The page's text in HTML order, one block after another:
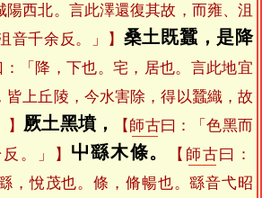
陽西北。言此澤還復其故，而雍、沮
音千余反。」】 桑土既蠶，是降
：「降，下也。宅，居也。言此地宜
皆上丘陵，今水害除，得以蠶織，故
厥土黑墳， 【 師古曰：「色黑而
。」】 屮繇木條。 【 師古曰：
，悅茂也。條，脩暢也。繇音弋昭